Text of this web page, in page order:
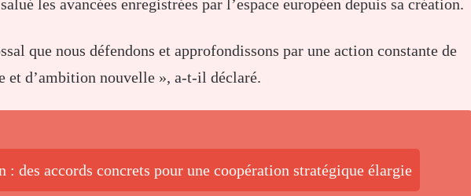
les avancées enregistrées par l’espace européen depuis sa création.
que nous défendons et approfondissons par une action constante de
et d’ambition nouvelle », a-t-il déclaré.
: des accords concrets pour une coopération stratégique élargie